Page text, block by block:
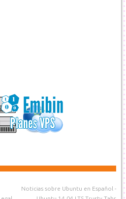
Noticias sobre Ubuntu en Español -